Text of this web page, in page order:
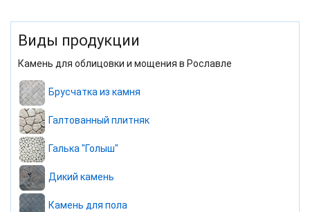
Виды продукции
Камень для облицовки и мощения в Рославле
Брусчатка из камня
Галтованный плитняк
Галька "Голыш"
Дикий камень
Камень для пола